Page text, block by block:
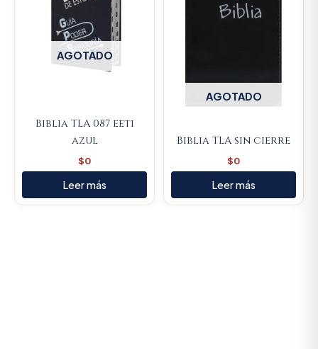
AGOTADO
Biblia TLA 087 eeti
azul
$0
Leer más
AGOTADO
Biblia TLA sin cierre
$0
Leer más